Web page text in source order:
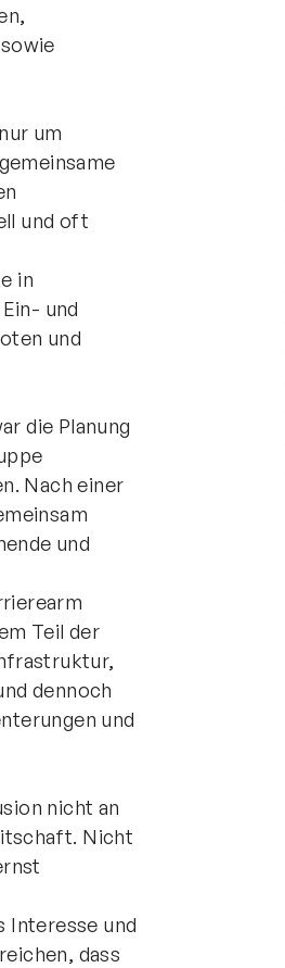
um
und oft
in
und
und
die Planung
Nach einer
und
Teil der
dennoch
und
nicht an
Nicht
Interesse und
dass